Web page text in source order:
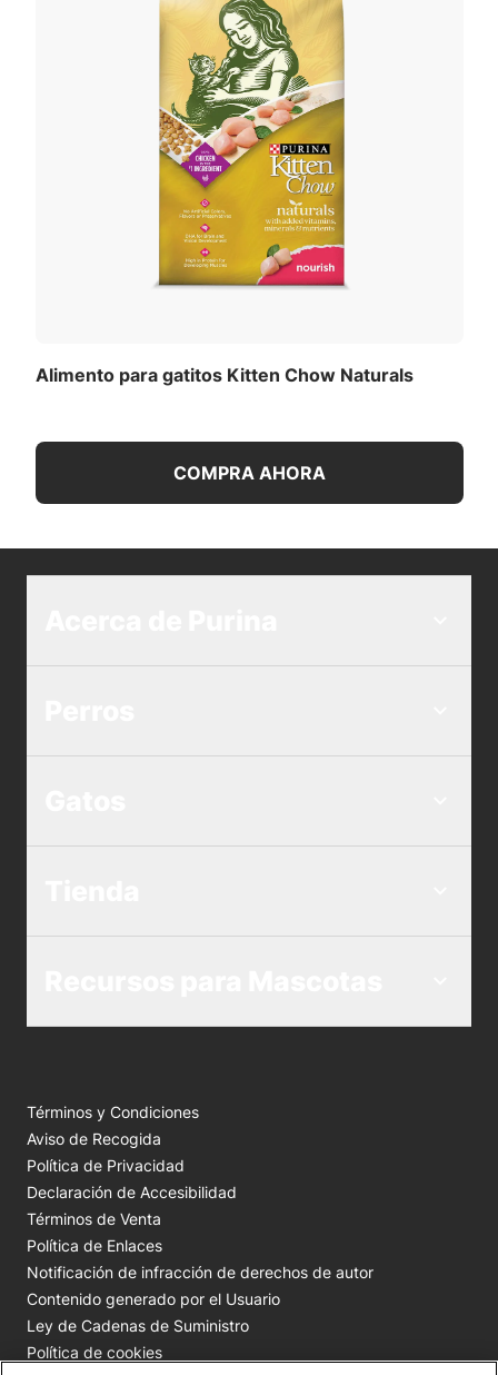
Alimento para gatitos Kitten Chow Naturals
COMPRA AHORA
Términos y Condiciones
Aviso de Recogida
Política de Privacidad
Declaración de Accesibilidad
Términos de Venta
Política de Enlaces
Notificación de infracción de derechos de autor
Contenido generado por el Usuario
Ley de Cadenas de Suministro
Política de cookies